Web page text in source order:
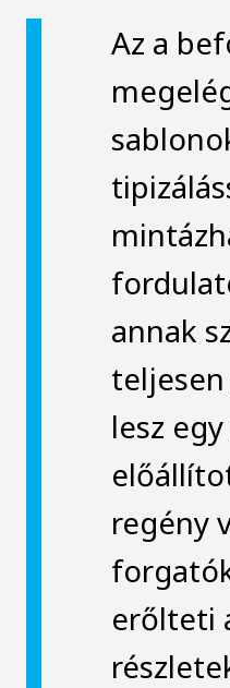
Az a
annak
lesz
regény
erőlteti